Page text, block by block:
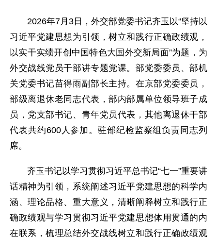
2026年7月3日，外交部党委书记齐玉以“坚持以
习近平党建思想为引领，树立和践行正确政绩观，
以实干实绩开创中国特色大国外交新局面”为题，为
外交战线党员干部讲专题党课。部党委委员、部机
关党委书记苗得雨副部长主持。在京部党委委员，
部级离退休老同志代表，部内部属单位领导班子成
员，党支部书记、青年党员代表，其他离退休干部
代表共约600人参加。驻部纪检监察组负责同志列
席。
齐玉书记以学习贯彻习近平总书记“七一”重要讲
话精神为引领，系统阐述习近平党建思想的科学内
涵、理论品格、重大意义，清晰阐释树立和践行正
确政绩观与学习贯彻习近平党建思想体用贯通的内
在联系，梳理总结外交战线树立和践行正确政绩观